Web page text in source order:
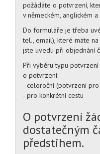
požádáte o potvrzení,
v německém, anglickém
Do formuláře je třeba
tel., email), které máte
jste uvedli při objednání
Při výběru typu
o potvrzení:
- celoroční (potvrzení pro
- pro konkrétní cestu
O potvrzení
dostatečným
předstihem.